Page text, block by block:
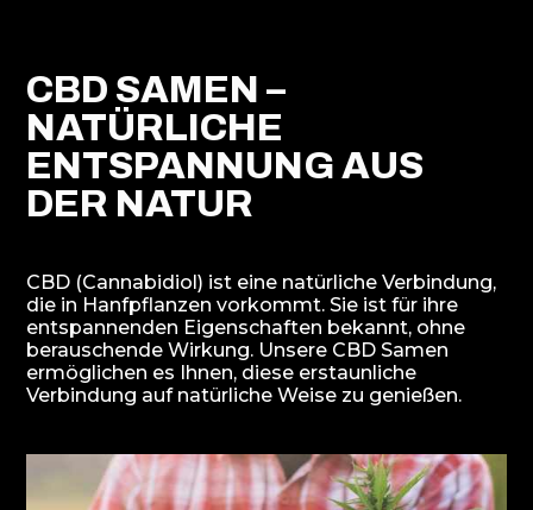
CBD SAMEN –
NATÜRLICHE
ENTSPANNUNG AUS
DER NATUR
CBD (Cannabidiol) ist eine natürliche Verbindung,
die in Hanfpflanzen vorkommt. Sie ist für ihre
entspannenden Eigenschaften bekannt, ohne
berauschende Wirkung. Unsere CBD Samen
ermöglichen es Ihnen, diese erstaunliche
Verbindung auf natürliche Weise zu genießen.